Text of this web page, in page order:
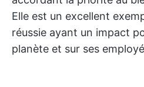
Elle est un excellent
réussie ayant un impact
planète et sur ses